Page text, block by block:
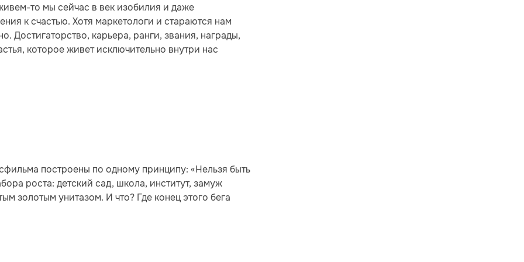
то мы сейчас в век изобилия и даже
к счастью. Хотя маркетологи и стараются нам
Достигаторство, карьера, ранги, звания, награды,
которое живет исключительно внутри нас
построены по одному принципу: «Нельзя быть
роста: детский сад, школа, институт, замуж
золотым унитазом. И что? Где конец этого бега